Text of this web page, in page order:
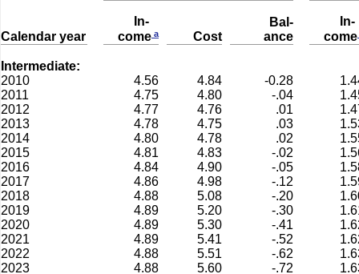
Calendar year
In-
come a Cost
Bal-
ance
come
Intermediate:
2010
4.56 4.84 -0.28
2011
4.75 4.80 -.04
2012
4.77 4.76 .01
2013
4.78 4.75 .03
2014
4.80 4.78 .02
2015
4.81 4.83 -.02
2016
4.84 4.90 -.05
2017
4.86 4.98 -.12
2018
4.88 5.08 -.20
2019
4.89 5.20 -.30
2020
4.89 5.30 -.41
2021
4.89 5.41 -.52
2022
4.88 5.51 -.62
2023
4.88 5.60 -.72